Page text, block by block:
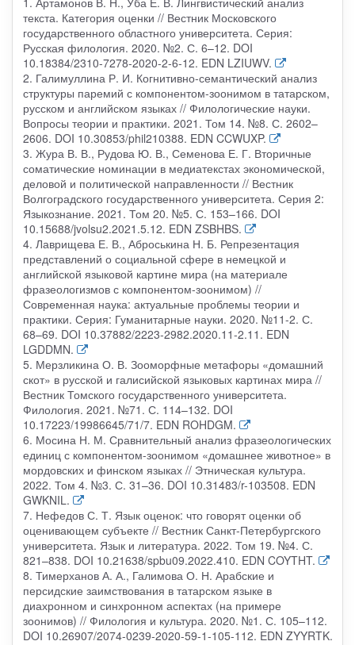
текста. Категория оценки // Вестник Московского
государственного областного университета. Серия:
Русская филология. 2020. №2. С. 6–12. DOI
10.18384/2310-7278-2020-2-6-12. EDN LZIUWV.
2. Галимуллина Р. И. Когнитивно-семантический анализ
структуры паремий с компонентом-зоонимом в татарском,
русском и английском языках // Филологические науки.
Вопросы теории и практики. 2021. Том 14. №8. С. 2602–
2606. DOI 10.30853/phil210388. EDN CCWUXP.
3. Жура В. В., Рудова Ю. В., Семенова Е. Г. Вторичные
соматические номинации в медиатекстах экономической,
деловой и политической направленности // Вестник
Волгоградского государственного университета. Серия 2:
Языкознание. 2021. Том 20. №5. С. 153–166. DOI
10.15688/jvolsu2.2021.5.12. EDN ZSBHBS.
4. Лаврищева Е. В., Аброськина Н. Б. Репрезентация
представлений о социальной сфере в немецкой и
английской языковой картине мира (на материале
фразеологизмов с компонентом-зоонимом) //
Современная наука: актуальные проблемы теории и
практики. Серия: Гуманитарные науки. 2020. №11-2. С.
68–69. DOI 10.37882/2223-2982.2020.11-2.11. EDN
LGDDMN.
5. Мерзликина О. В. Зооморфные метафоры «домашний
скот» в русской и галисийской языковых картинах мира //
Вестник Томского государственного университета.
Филология. 2021. №71. С. 114–132. DOI
10.17223/19986645/71/7. EDN ROHDGM.
6. Мосина Н. М. Сравнительный анализ фразеологических
единиц с компонентом-зоонимом «домашнее животное» в
мордовских и финском языках // Этническая культура.
2022. Том 4. №3. С. 31–36. DOI 10.31483/r-103508. EDN
GWKNIL.
7. Нефедов С. Т. Язык оценок: что говорят оценки об
оценивающем субъекте // Вестник Санкт-Петербургского
университета. Язык и литература. 2022. Том 19. №4. С.
821–838. DOI 10.21638/spbu09.2022.410. EDN COYTHT.
8. Тимерханов А. А., Галимова О. Н. Арабские и
персидские заимствования в татарском языке в
диахронном и синхронном аспектах (на примере
зоонимов) // Филология и культура. 2020. №1. С. 105–112.
DOI 10.26907/2074-0239-2020-59-1-105-112. EDN ZYYRTK.